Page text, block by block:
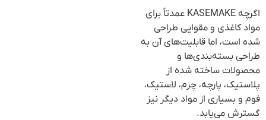
اگرچه KASEMAKE عمدتاً برای
مواد کاغذی و مقوایی طراحی
شده است، اما قابلیت‌های آن به
طراحی بسته‌بندی‌ها و
محصولات ساخته شده از
پلاستیک، پارچه، چرم، لاستیک،
فوم و بسیاری از مواد دیگر نیز
گسترش می‌یابد.